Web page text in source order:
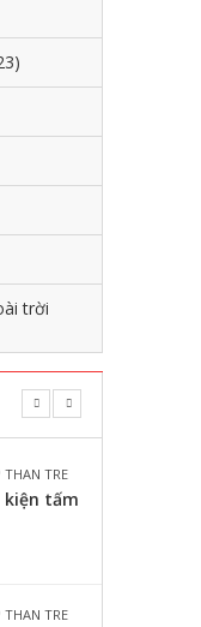
trời
THAN TRE
kiện tấm
THAN TRE